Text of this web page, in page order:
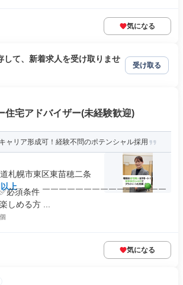
気になる
して、新着求人を受け取りませ
受け取る
住宅アドバイザー(未経験歓迎)
ャリア形成可！経験不問のポテンシャル採用
札幌市東区東苗穂二条
上
必須条件 ￣￣￣￣￣￣￣￣￣￣￣￣￣￣￣
しめる方 ...
気になる